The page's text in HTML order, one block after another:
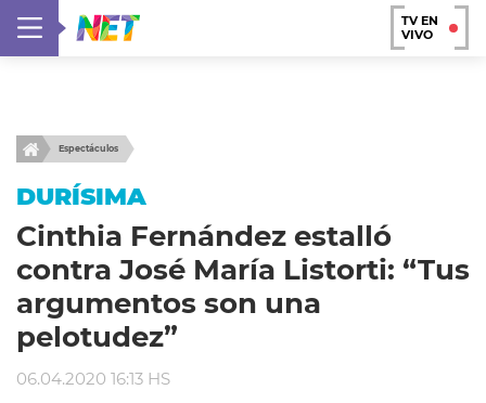
TV EN
VIVO
Espectáculos
DURÍSIMA
Cinthia Fernández estalló
contra José María Listorti: “Tus
argumentos son una
pelotudez”
06.04.2020 16:13 HS